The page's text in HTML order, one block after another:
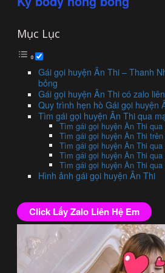
Mục Lục
Gái gọi huyện Ân Thi – Thanh
bỏng
Gái gọi huyện Ân Thi có zalo
Quy trình hẹn hò Gái gọi huyện
Tìm gái gọi huyện Ân Thi qua
Tìm gái gọi huyện Ân Thi qua
Tìm gái gọi huyện Ân Thi trên
Tìm gái gọi huyện Ân Thi qua
Tìm gái gọi huyện Ân Thi qua
Tìm gái gọi huyện Ân Thi qua
Hình ảnh gái gọi huyện Ân Thi
Click Lấy Zalo Liên Hệ Em